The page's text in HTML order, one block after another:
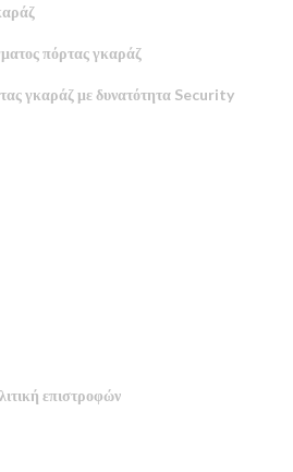
πόρτας γκαράζ
γκαράζ με δυνατότητα Security
επιστροφών